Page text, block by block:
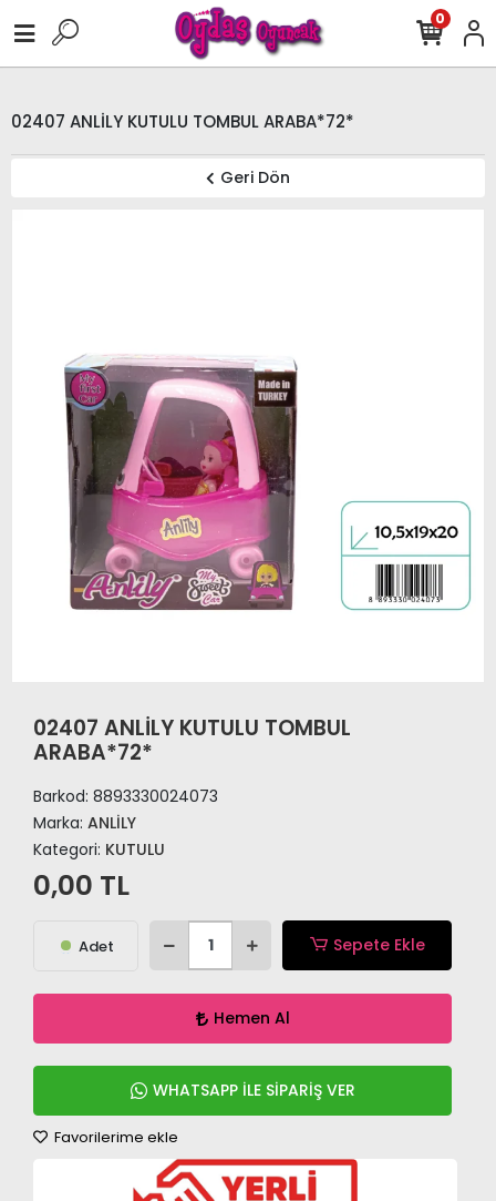
0
02407 ANLİLY KUTULU TOMBUL ARABA*72*
Geri Dön
02407 ANLİLY KUTULU TOMBUL
ARABA*72*
Barkod: 8893330024073
Marka: ANLİLY
Kategori: KUTULU
0,00 TL
Adet Sepete Ekle
Hemen Al
WHATSAPP İLE SİPARİŞ VER
Favorilerime ekle